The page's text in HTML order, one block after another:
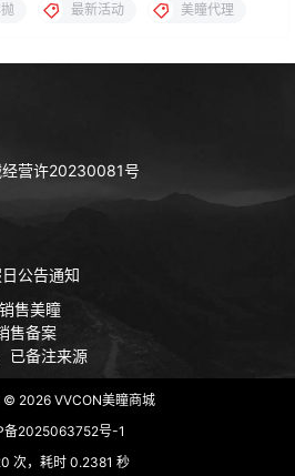
最新活动 美瞳代理
营许20230081号
公告通知
售美瞳
售备案
已备注来源
© 2026VVCON美瞳商城
备2025063752号-1
次，耗时 0.2381 秒